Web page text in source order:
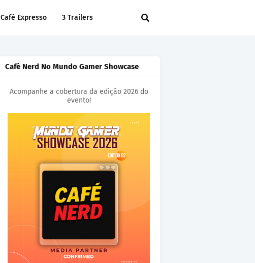
Café Expresso 3 Trailers
Café Nerd No Mundo Gamer Showcase
Acompanhe a cobertura da edição 2026 do
evento!